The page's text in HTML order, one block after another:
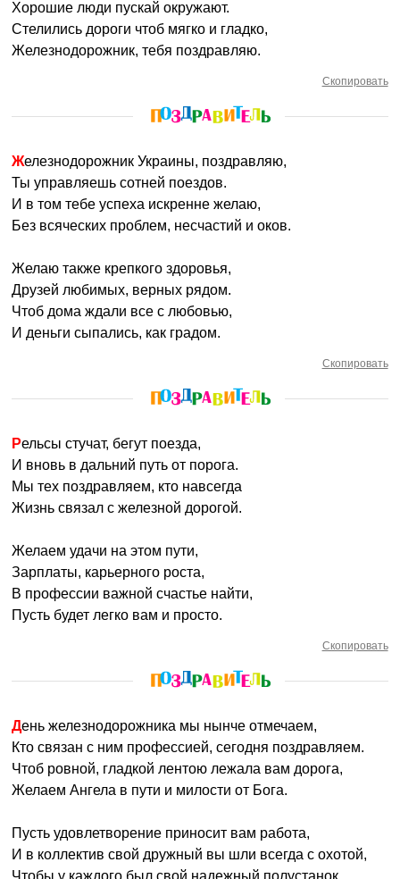
Хорошие люди пускай окружают.
Стелились дороги чтоб мягко и гладко,
Железнодорожник, тебя поздравляю.
Скопировать
Железнодорожник Украины, поздравляю,
Ты управляешь сотней поездов.
И в том тебе успеха искренне желаю,
Без всяческих проблем, несчастий и оков.
Желаю также крепкого здоровья,
Друзей любимых, верных рядом.
Чтоб дома ждали все с любовью,
И деньги сыпались, как градом.
Скопировать
Рельсы стучат, бегут поезда,
И вновь в дальний путь от порога.
Мы тех поздравляем, кто навсегда
Жизнь связал с железной дорогой.
Желаем удачи на этом пути,
Зарплаты, карьерного роста,
В профессии важной счастье найти,
Пусть будет легко вам и просто.
Скопировать
День железнодорожника мы нынче отмечаем,
Кто связан с ним профессией, сегодня поздравляем.
Чтоб ровной, гладкой лентою лежала вам дорога,
Желаем Ангела в пути и милости от Бога.
Пусть удовлетворение приносит вам работа,
И в коллектив свой дружный вы шли всегда с охотой,
Чтобы у каждого был свой надежный полустанок,